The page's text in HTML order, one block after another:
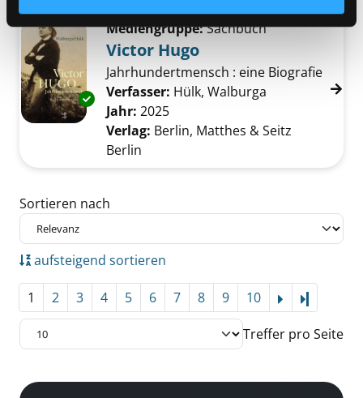
Exemplar-Details von Victor Hugo anzeigen
Mediengruppe:Sachbuch
Victor Hugo
Jahrhundertmensch : eine Biografie
Verfasser: Hülk, Walburga Suche nach
Jahr: 2025
Verlag: Berlin, Matthes & Seitz
Berlin
Zu den Suchfiltern springen
Sortieren nach
aufsteigend sortieren
1 2 3 4 5 6 7 8 9 10
Treffer pro Seite